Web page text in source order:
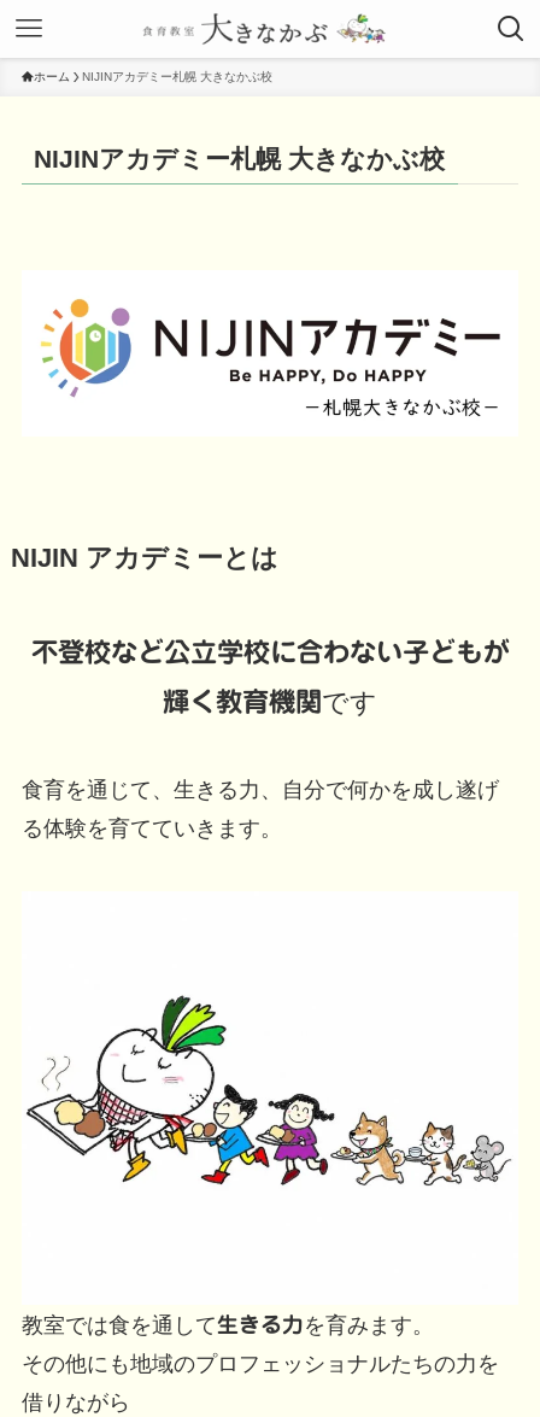
ホーム NIJINアカデミー札幌 大きなかぶ校
NIJINアカデミー札幌 大きなかぶ校
NIJIN アカデミーとは
不登校など公立学校に合わない子どもが
輝く教育機関です
食育を通じて、生きる力、自分で何かを成し遂げ
る体験を育てていきます。
教室では食を通して生きる力を育みます。
その他にも地域のプロフェッショナルたちの力を
借りながら